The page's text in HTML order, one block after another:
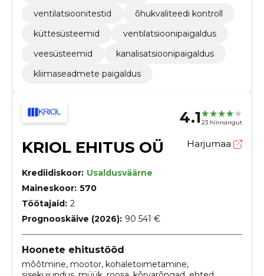
ventilatsioonitestid
õhukvaliteedi kontroll
küttesüsteemid
ventilatsioonipaigaldus
veesüsteemid
kanalisatsioonipaigaldus
kliimaseadmete paigaldus
4.1 23 hinnangut
KRIOL EHITUS OÜ Harjumaa
Krediidiskoor: Usaldusväärne
Maineskoor: 570
Töötajaid: 2
Prognooskäive (2026): 90 541 €
Hoonete ehitustööd
mõõtmine, mootor, kohaletoimetamine,